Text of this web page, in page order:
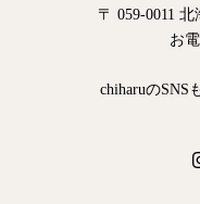
〒 059-0011
お
chiharuのSNS